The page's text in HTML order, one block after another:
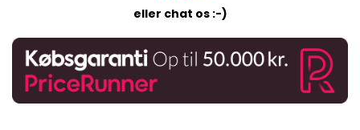
eller chat os :-)